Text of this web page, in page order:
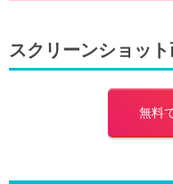
スクリーンショッ
無料